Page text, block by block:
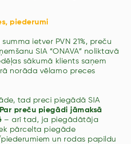
piederumi
ietver PVN 21%, preču
SIA “ONAVA” noliktavā
sākumā klients saņem
norāda vēlamo preces
tad preci piegādā SIA
Par preču piegādi jāmaksā
– arī tad, ja piegādātāja
pārcelta piegāde
un rodas papildu